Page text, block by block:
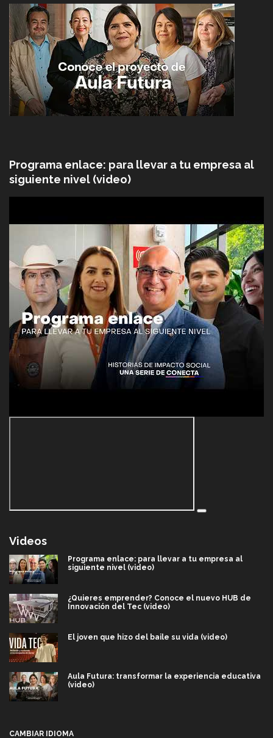
Programa enlace: para llevar a tu empresa al
siguiente nivel (video)
Videos
Programa enlace: para llevar a tu empresa al
siguiente nivel (video)
¿Quieres emprender? Conoce el nuevo HUB de
Innovación del Tec (video)
El joven que hizo del baile su vida (video)
Aula Futura: transformar la experiencia educativa
(video)
CAMBIAR IDIOMA